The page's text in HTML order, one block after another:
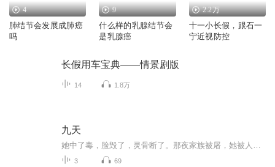
4
肺结节会发展成肺癌
吗
9
什么样的乳腺结节会
是乳腺癌
2.2万
十一小长假，跟石一
宁近视防控
长假用车宝典——情景剧版
14 1.8万
九天
3 69